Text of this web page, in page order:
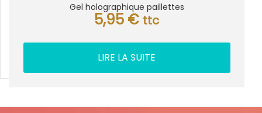
Gel holographique paillettes
5,95 € ttc
LIRE LA SUITE